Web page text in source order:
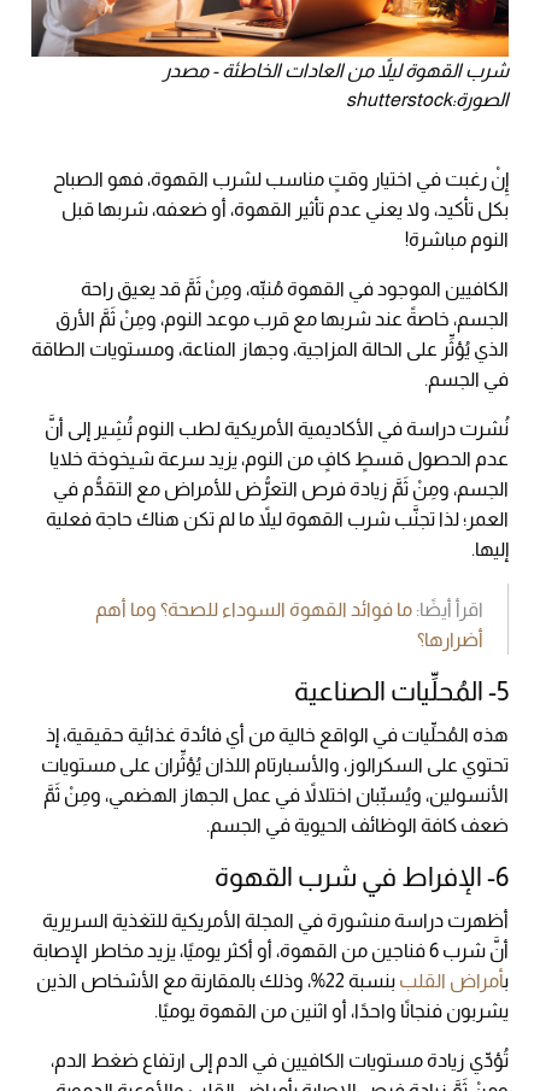
شرب القهوة ليلاً من العادات الخاطئة - مصدر
الصورة:shutterstock
إِنْ رغبت في اختيار وقتٍ مناسب لشرب القهوة، فهو الصباح
بكل تأكيد، ولا يعني عدم تأثير القهوة، أو ضعفه، شربها قبل
النوم مباشرة!
الكافيين الموجود في القهوة مُنبِّه، ومِنْ ثَمَّ قد يعيق راحة
الجسم، خاصةً عند شربها مع قرب موعد النوم، ومِنْ ثَمَّ الأرق
الذي يُؤثِّر على الحالة المزاجية، وجهاز المناعة، ومستويات الطاقة
في الجسم.
نُشرت دراسة في الأكاديمية الأمريكية لطب النوم تُشِير إلى أنَّ
عدم الحصول قسطٍ كافٍ من النوم، يزيد سرعة شيخوخة خلايا
الجسم، ومِنْ ثَمَّ زيادة فرص التعرُّض للأمراض مع التقدُّم في
العمر؛ لذا تجنَّب شرب القهوة ليلاً ما لم تكن هناك حاجة فعلية
إليها.
اقرأ أيضًا: ما فوائد القهوة السوداء للصحة؟ وما أهم
أضرارها؟
5- المُحلِّيات الصناعية
هذه المُحلِّيات في الواقع خالية من أي فائدة غذائية حقيقية، إذ
تحتوي على السكرالوز، والأسبارتام اللذان يُؤثِّران على مستويات
الأنسولين، ويُسبِّبان اختلالاً في عمل الجهاز الهضمي، ومِنْ ثَمَّ
ضعف كافة الوظائف الحيوية في الجسم.
6- الإفراط في شرب القهوة
أظهرت دراسة منشورة في المجلة الأمريكية للتغذية السريرية
أنَّ شرب 6 فناجين من القهوة، أو أكثر يوميًا، يزيد مخاطر الإصابة
بأمراض القلب
بنسبة 22%، وذلك بالمقارنة مع الأشخاص الذين
يشربون فنجانًا واحدًا، أو اثنين من القهوة يوميًا.
تُؤدِّي زيادة مستويات الكافيين في الدم إلى ارتفاع ضغط الدم،